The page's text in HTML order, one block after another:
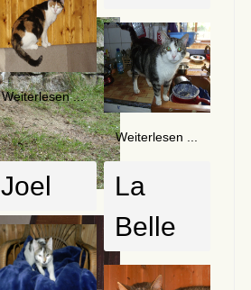
Weiterlesen ...
Weiterlesen ...
Joel
La
Belle